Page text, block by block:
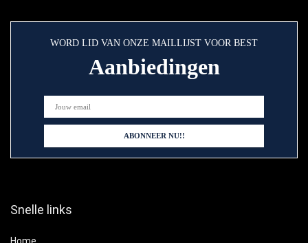
WORD LID VAN ONZE MAILLIJST VOOR BEST
Aanbiedingen
Snelle links
Home